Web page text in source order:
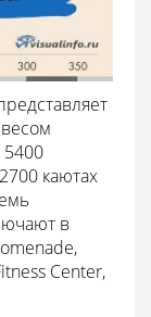
весом
каютах
в
Center,